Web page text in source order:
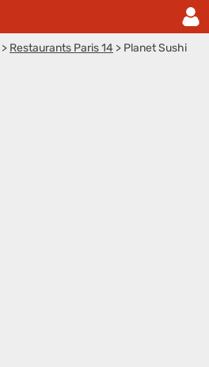
> Restaurants Paris 14 > Planet Sushi